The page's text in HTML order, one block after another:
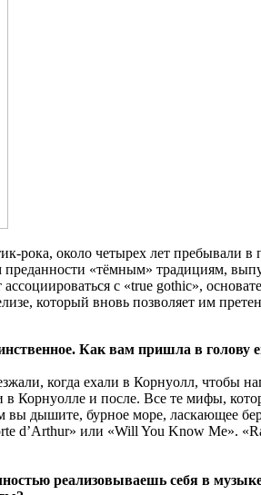
рока, около четырех лет
«тёмным» традициям,
с «true gothic»,
который вновь позволяет им
Как вам пришла в голову
когда ехали в Корнуолл, чтобы
в Корнуолле и после. Все те мифы,
дышите, бурное море, ласкающее
d’Arthur» или «Will You Know Me».
реализовываешь себя в